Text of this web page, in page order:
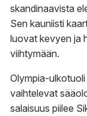
skandinaavista
Sen kauniisti
luovat kevyen ja
viihtymään.
Olympia-
vaihtelevat
salaisuus piilee